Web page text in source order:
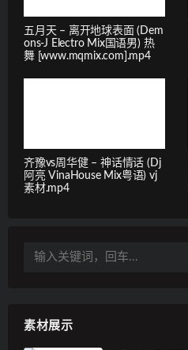
五月天 – 离开地球表面 (Dem
ons-J Electro Mix国语男) 热
舞 [www.mqmix.com].mp4
齐豫vs周华健 – 神话情话 (Dj
阿亮 VinaHouse Mix粤语) vj
素材.mp4
素材展示